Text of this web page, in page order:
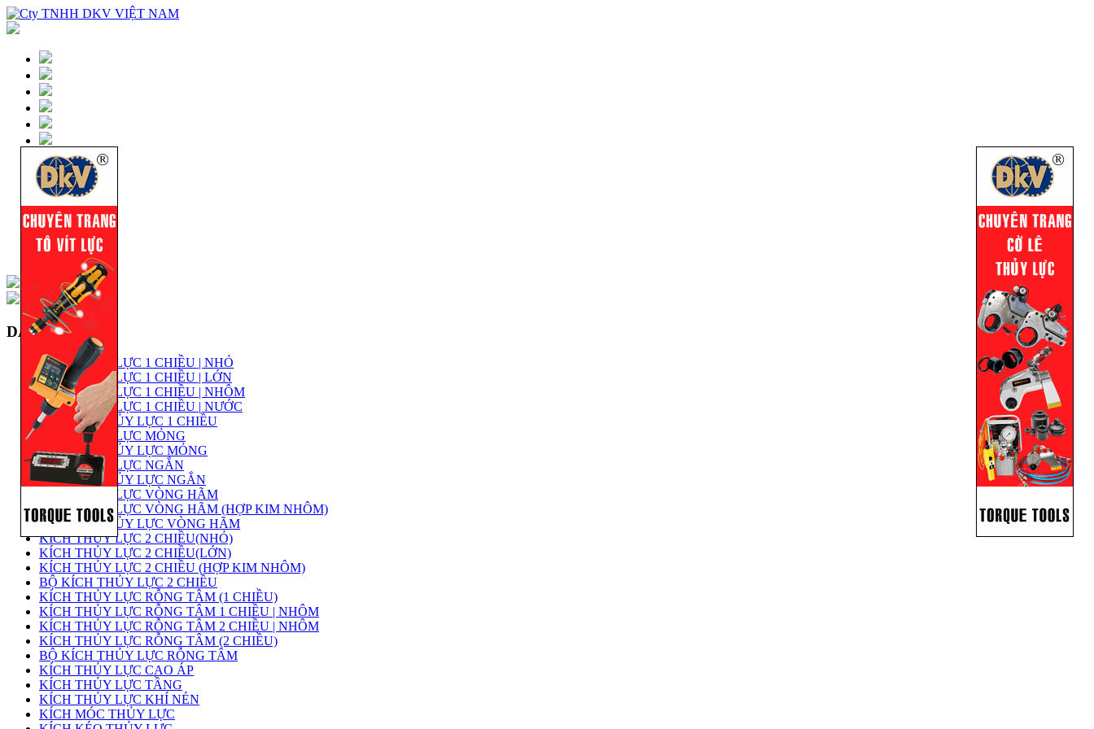
DANH MỤC
KÍCH THỦY LỰC 1 CHIỀU | NHỎ
KÍCH THỦY LỰC 1 CHIỀU | LỚN
KÍCH THỦY LỰC 1 CHIỀU | NHÔM
KÍCH THỦY LỰC 1 CHIỀU | NƯỚC
BỘ KÍCH THỦY LỰC 1 CHIỀU
KÍCH THỦY LỰC MỎNG
BỘ KÍCH THỦY LỰC MỎNG
KÍCH THỦY LỰC NGẮN
BỘ KÍCH THỦY LỰC NGẮN
KÍCH THỦY LỰC VÒNG HÃM
KÍCH THỦY LỰC VÒNG HÃM (HỢP KIM NHÔM)
BỘ KÍCH THỦY LỰC VÒNG HÃM
KÍCH THỦY LỰC 2 CHIỀU(NHỎ)
KÍCH THỦY LỰC 2 CHIỀU(LỚN)
KÍCH THỦY LỰC 2 CHIỀU (HỢP KIM NHÔM)
BỘ KÍCH THỦY LỰC 2 CHIỀU
KÍCH THỦY LỰC RỖNG TÂM (1 CHIỀU)
KÍCH THỦY LỰC RỖNG TÂM 1 CHIỀU | NHÔM
KÍCH THỦY LỰC RỖNG TÂM 2 CHIỀU | NHÔM
KÍCH THỦY LỰC RỖNG TÂM (2 CHIỀU)
BỘ KÍCH THỦY LỰC RỖNG TÂM
KÍCH THỦY LỰC CAO ÁP
KÍCH THỦY LỰC TẦNG
KÍCH THỦY LỰC KHÍ NÉN
KÍCH MÓC THỦY LỰC